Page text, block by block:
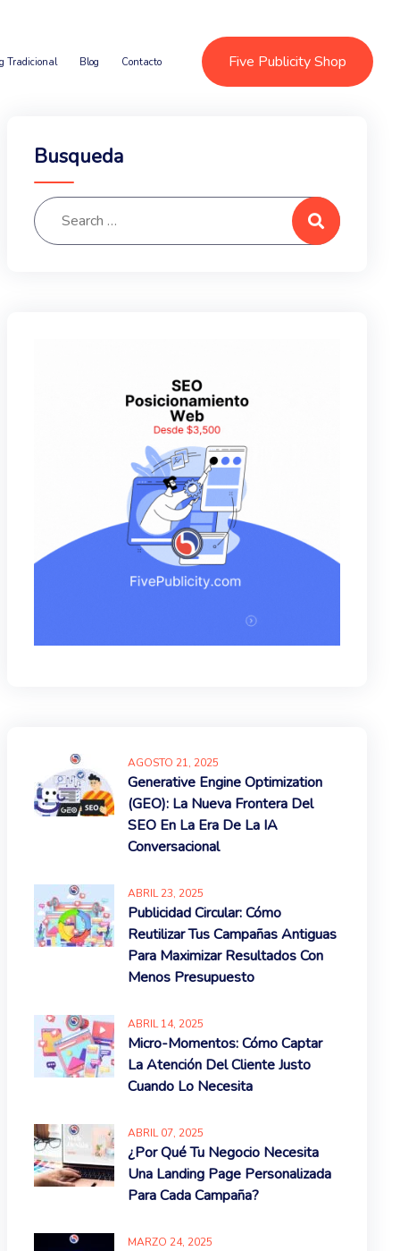
Tradicional Blog Contacto Five Publicity Shop
Busqueda
Search for:
Search
AGOSTO 21, 2025
Generative Engine Optimization
(GEO): La Nueva Frontera Del
SEO En La Era De La IA
Conversacional
ABRIL23, 2025
Publicidad Circular: Cómo
Reutilizar Tus Campañas Antiguas
Para Maximizar Resultados Con
Menos Presupuesto
ABRIL14, 2025
Micro-Momentos: Cómo Captar
La Atención Del Cliente Justo
Cuando Lo Necesita
ABRIL07, 2025
¿Por Qué Tu Negocio Necesita
Una Landing Page Personalizada
Para Cada Campaña?
MARZO 24, 2025